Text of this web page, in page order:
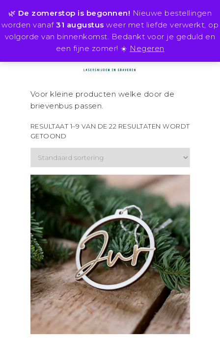
🌿 De zomerstop is begonnen! Nieuwe bestellingen
worden vanaf31 augustus weer met liefde verwerkt, op
volgorde van binnenkomst. Bedankt voor je geduld en
een fijne zomer! ☀️ Negeren
0
Search
for:
Voor kleine producten welke door de
brievenbus passen.
RESULTAAT 1–9 VAN DE 22 RESULTATEN WORDT
GETOOND